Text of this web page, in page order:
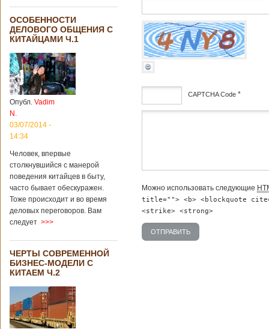
ОСОБЕННОСТИ
ДЕЛОВОГО ОБЩЕНИЯ С
КИТАЙЦАМИ Ч.1
Опубл. Vadim
N.
03/07/2014 -
14:34
Человек, впервые
столкнувшийся с манерой
поведения китайцев в быту,
часто бывает обескуражен.
Тоже происходит и во время
деловых переговоров. Вам
следует >>>
ЧЕРТЫ СОВРЕМЕННОЙ
БИЗНЕС-МОДЕЛИ С
КИТАЕМ Ч.2
CAPTCHA Code *
Можно использовать следующие
title=""> <b> <blockquote
<strike> <strong>